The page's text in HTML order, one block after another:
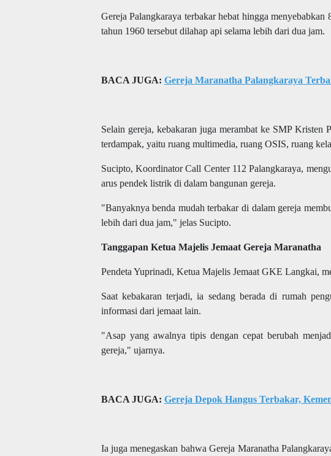
Gereja Palangkaraya terbakarhebat hingga menyebabkan
tahun 1960 tersebut dilahap api selama lebih dari dua jam.
BACA JUGA: Gereja Maranatha Palangkaraya
Selain gereja, kebakaran juga merambat ke SMP Kristen
terdampak, yaitu ruang multimedia, ruang OSIS, ruang
Sucipto, Koordinator Call Center 112 Palangkaraya,
arus pendek listrikdi dalam bangunan gereja.
"Banyaknya benda mudah terbakar di dalam gereja
lebih dari dua jam," jelas Sucipto.
Tanggapan Ketua Majelis Jemaat Gereja Maranatha
Pendeta Yuprinadi, Ketua Majelis Jemaat GKE Langkai,
Saat kebakaran terjadi, ia sedang berada di rumah
informasi dari jemaat lain.
"Asap yang awalnya tipis dengan cepat berubah
gereja," ujarnya.
BACA JUGA: Gereja Depok Hangus Terbakar,
Ia juga menegaskan bahwaGereja Maranatha